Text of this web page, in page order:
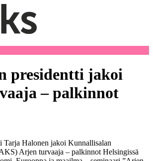
presidentti jakoi
– palkinnot
Tarja Halonen jakoi Kunnallisalan
Arjen turvaaja – palkinnot Helsingissä